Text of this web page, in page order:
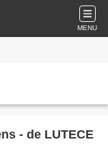
MENU
- de LUTECE